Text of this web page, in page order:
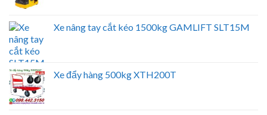
Xe nâng tay cắt kéo 1500kg GAMLIFT SLT15M
Xe đẩy hàng 500kg XTH200T